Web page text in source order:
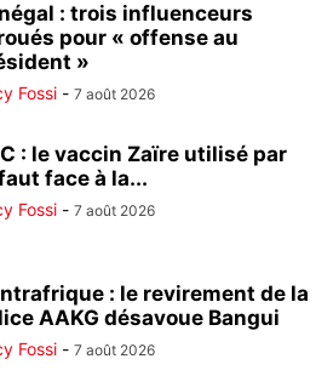
: trois influenceurs
pour « offense au
»
Fossi - 7 août 2026
: le vaccin Zaïre utilisé par
face à la...
Fossi - 7 août 2026
: le revirement de la
AAKG désavoue Bangui
Fossi - 7 août 2026